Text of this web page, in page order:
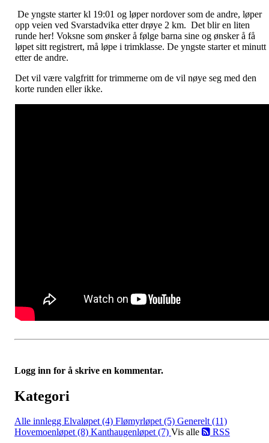
De yngste starter kl 19:01 og løper nordover som de andre, løper
opp veien ved Svarstadvika etter drøye 2 km. Det blir en liten
runde her! Voksne som ønsker å følge barna sine og ønsker å få
løpet sitt registrert, må løpe i trimklasse. De yngste starter et minutt
etter de andre.
Det vil være valgfritt for trimmerne om de vil nøye seg med den
korte runden eller ikke.
Logg inn for å skrive en kommentar.
Kategori
Alle innlegg Elvaløpet (4) Flømyrløpet (5) Generelt (11)
Hovemoenløpet (8) Kanthaugenløpet (7) Vis alle RSS